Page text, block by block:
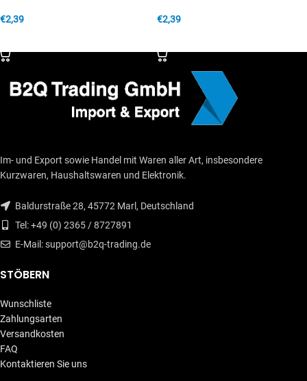
€2,39 €2,39
Im- und Export sowie Handel mit Waren aller Art, insbesondere
Kurzwaren, Haushaltswaren und Elektronik.
Baldurstraße 28, 45772 Marl, Deutschland
Tel: +49 (0) 2365 / 8727891
E-Mail: support@b2q-trading.de
STÖBERN
Wunschliste
Zahlungsarten
Versandkosten
FAQ
Kontaktieren Sie uns